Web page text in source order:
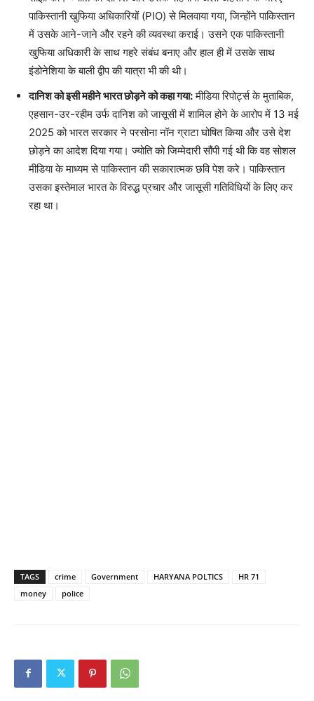
पाकिस्तानी खुफिया अधिकारियों (PIO) से मिलवाया गया, जिन्होंने पाकिस्तान
में उसके आने-जाने और रहने की व्यवस्था कराई। उसने एक पाकिस्तानी
खुफिया अधिकारी के साथ गहरे संबंध बनाए और हाल ही में उसके साथ
इंडोनेशिया के बाली द्वीप की यात्रा भी की थी।
दानिश को इसी महीने भारत छोड़ने को कहा गया:मीडिया रिपोर्ट्स के मुताबिक,
एहसान-उर-रहीम उर्फ दानिश को जासूसी में शामिल होने के आरोप में 13 मई
2025 को भारत सरकार ने परसोना नॉन ग्राटा घोषित किया और उसे देश
छोड़ने का आदेश दिया गया। ज्योति को जिम्मेदारी सौंपी गई थी कि वह सोशल
मीडिया के माध्यम से पाकिस्तान की सकारात्मक छवि पेश करे। पाकिस्तान
उसका इस्तेमाल भारत के विरुद्ध प्रचार और जासूसी गतिविधियों के लिए कर
रहा था।
TAGS crime Government HARYANA POLTICS
HR 71
money
police